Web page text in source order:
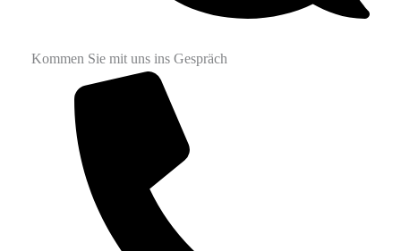
Kommen Sie mit uns ins Gespräch